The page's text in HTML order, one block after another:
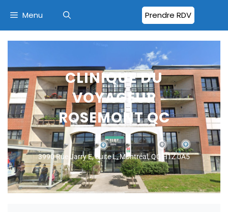
Prendre RDV
Menu
CLINIQUE DU
VOYAGEUR
ROSEMONT QC
3990 Rue Jarry E, Suite L, Montréal, QC H1Z 0A5